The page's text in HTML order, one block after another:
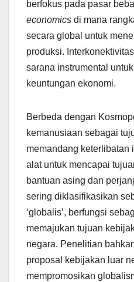
berfokus pada pasar
economics di mana
secara global untuk
produksi.
sarana instrumental
keuntungan ekonomi.
Berbeda dengan
kemanusiaan sebagai
memandang keterlibatan
alat untuk mencapai
bantuan asing dan
sering diklasifikasikan
‘globalis’, berfungsi
memajukan tujuan
negara. Penelitian
proposal kebijakan luar
mempromosikan